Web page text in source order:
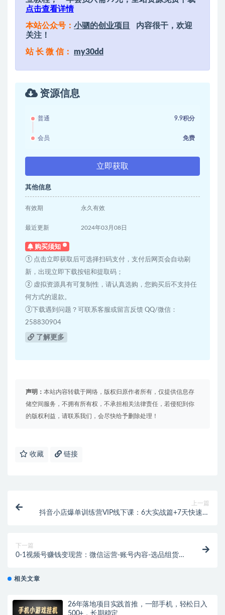
点击查看详情
本站公众号： 小驷的创业项目
内容很干，欢迎
关注！
站 长 微 信： my30dd
资源信息
普通 9.9积分
会员 免费
立即获取
其他信息
有效期 永久有效
最近更新 2024年03月08日
购买须知
① 点击立即获取后可选择扫码支付，支付后网页会自动刷
新，出现立即下载按钮和提取码；
② 虚拟资源具有可复制性，请认真选购，您购买后不支持任
何方式的退款。
③下载遇到问题？可联系客服或留言反馈 QQ/微信：
258830904
了解更多
声明： 本站内容转载于网络，版权归原作者所有，仅提供信息存
储空间服务，不拥有所有权，不承担相关法律责任，若侵犯到你
的版权利益，请联系我们，会尽快给予删除处理！
收藏 链接
上一篇
抖音小店爆单训练营VIP线下课：6大实战篇+7天快速起
下一篇
0-1视频号赚钱变现营：微信运营-账号内容-选品组货-
相关文章
26年落地项目实践首推，一部手机，轻松日入
500+，长期稳定